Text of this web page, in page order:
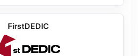
FirstDEDIC